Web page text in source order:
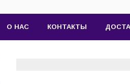
О НАС КОНТАКТЫ